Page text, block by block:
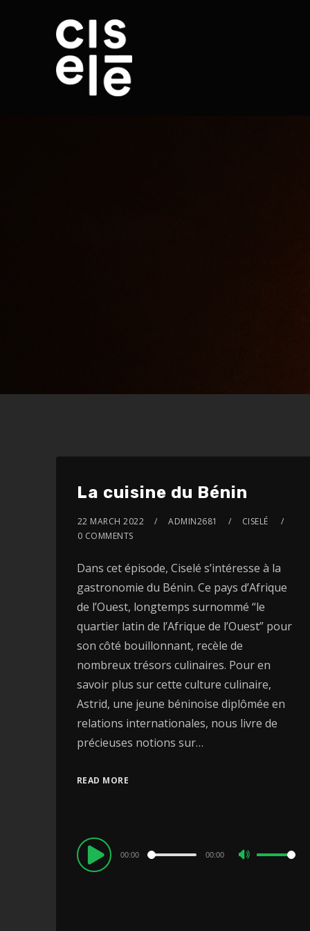
La cuisine du Bénin
22 MARCH 2022 ADMIN2681
CISELÉ
0 COMMENTS
Dans cet épisode, Ciselé s’intéresse à la
gastronomie du Bénin. Ce pays d’Afrique
de l’Ouest, longtemps surnommé “le
quartier latin de l’Afrique de l’Ouest” pour
son côté bouillonnant, recèle de
nombreux trésors culinaires. Pour en
savoir plus sur cette culture culinaire,
Astrid, une jeune béninoise diplômée en
relations internationales, nous livre de
précieuses notions sur…
READ MORE
Audio
Player
00:00 00:00